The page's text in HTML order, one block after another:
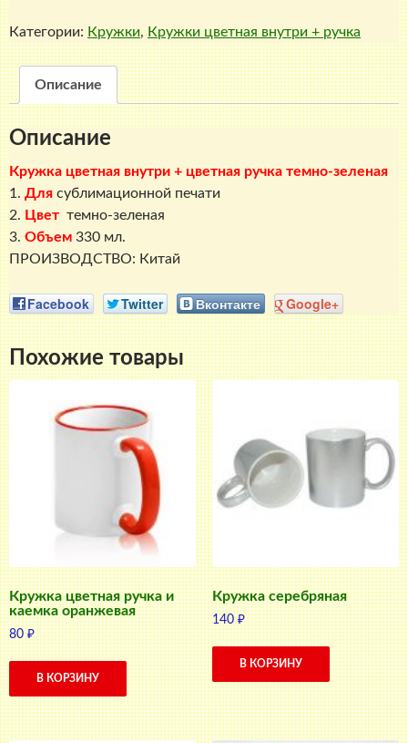
Кружка
цветная
внутри
+
цветная
ручка
темно-
зеленая
Категории: Кружки, Кружки цветная внутри + ручка
Описание
Описание
Кружка цветная внутри + цветная ручка темно-зеленая
1. Для сублимационной печати
2. Цвет темно-зеленая
3. Объем 330 мл.
ПРОИЗВОДСТВО: Китай
Facebook Twitter Вконтакте Google+
Похожие товары
Кружка цветная ручка и
каемка оранжевая
80₽
В КОРЗИНУ
Кружка серебряная
140₽
В КОРЗИНУ